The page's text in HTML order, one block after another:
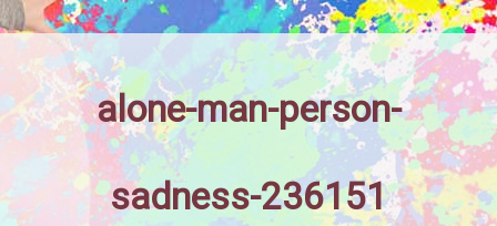
alone-man-person-
sadness-236151